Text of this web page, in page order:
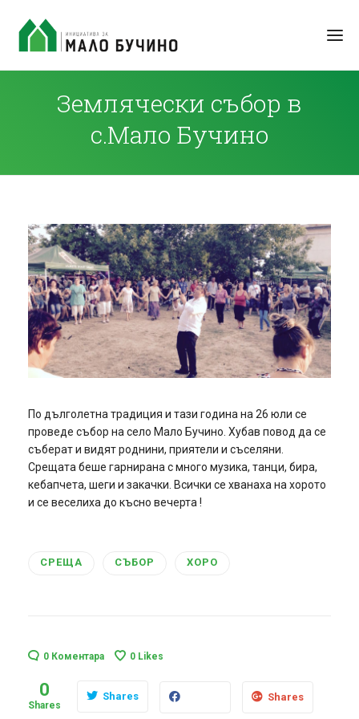
Землячески събор в
с.Мало Бучино
По дълголетна традиция и тази година на 26 юли се
проведе събор на село Мало Бучино. Хубав повод да се
съберат и видят роднини, приятели и съселяни.
Срещата беше гарнирана с много музика, танци, бира,
кебапчета, шеги и закачки. Всички се хванаха на хорото
и се веселиха до късно вечерта !
СРЕЩА СЪБОР ХОРО
0 Коментара 0 Likes
0
Shares
Shares Shares